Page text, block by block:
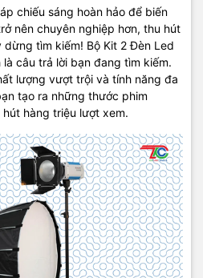
chiếu sáng hoàn hảo để biến
nên chuyên nghiệp hơn, thu hút
dừng tìm kiếm! Bộ Kit 2 Đèn Led
câu trả lời bạn đang tìm kiếm.
lượng vượt trội và tính năng đa
tạo ra những thước phim
hàng triệu lượt xem.